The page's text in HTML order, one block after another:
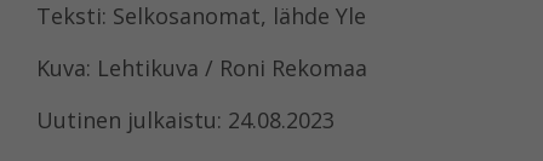
Teksti: Selkosanomat, lähde Yle
Kuva: Lehtikuva / Roni Rekomaa
Uutinen julkaistu: 24.08.2023